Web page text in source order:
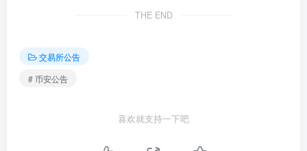
THE END
交易所公告
# 币安公告
喜欢就支持一下吧